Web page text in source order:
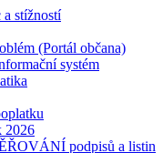
stížností
(Portál občana)
systém
2026
podpisů a listin